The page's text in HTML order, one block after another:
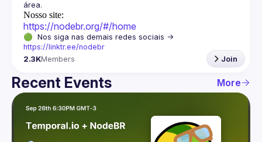
Nosso site:
https://nodebr.org/#/home
https://linktr.ee/nodebr
2.3KMembers Join
Recent Events More